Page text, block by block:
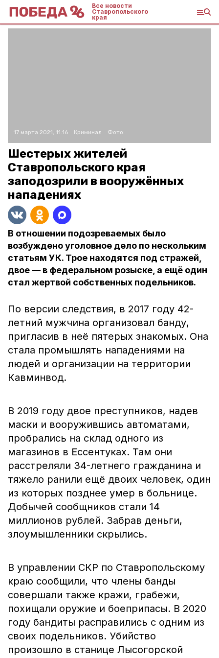
Все новости
Ставропольского
края
17 марта 2021, 11:16 Криминал Фото:
Шестерых жителей
Ставропольского края
заподозрили в вооружённых
нападениях
В отношении подозреваемых было
возбуждено уголовное дело по нескольким
статьям УК. Трое находятся под стражей,
двое — в федеральном розыске, а ещё один
стал жертвой собственных подельников.
По версии следствия, в 2017 году 42-
летний мужчина организовал банду,
пригласив в неё пятерых знакомых. Она
стала промышлять нападениями на
людей и организации на территории
Кавминвод.
В 2019 году двое преступников, надев
маски и вооружившись автоматами,
пробрались на склад одного из
магазинов в Ессентуках. Там они
расстреляли 34-летнего гражданина и
тяжело ранили ещё двоих человек, один
из которых позднее умер в больнице.
Добычей сообщников стали 14
миллионов рублей. Забрав деньги,
злоумышленники скрылись.
В управлении СКР по Ставропольскому
краю сообщили, что члены банды
совершали также кражи, грабежи,
похищали оружие и боеприпасы. В 2020
году бандиты расправились с одним из
своих подельников. Убийство
произошло в станице Лысогорской